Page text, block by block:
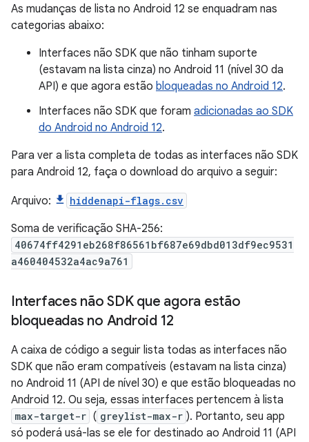
As mudanças de lista no Android 12 se enquadram nas
categorias abaixo:
Interfaces não SDK que não tinham suporte
(estavam na lista cinza) no Android 11 (nível 30 da
API) e que agora estão bloqueadas no Android 12.
Interfaces não SDK que foram adicionadas ao SDK
do Android no Android 12.
Para ver a lista completa de todas as interfaces não SDK
para Android 12, faça o download do arquivo a seguir:
Arquivo: hiddenapi-flags.csv
Soma de verificação SHA-256:
40674ff4291eb268f86561bf687e69dbd013df9ec9531
a460404532a4ac9a761
Interfaces não SDK que agora estão
bloqueadas no Android 12
A caixa de código a seguir lista todas as interfaces não
SDK que não eram compatíveis (estavam na lista cinza)
no Android 11 (API de nível 30) e que estão bloqueadas no
Android 12. Ou seja, essas interfaces pertencem à lista
max-target-r ( greylist-max-r ). Portanto, seu app
só poderá usá-las se ele for destinado ao Android 11 (API